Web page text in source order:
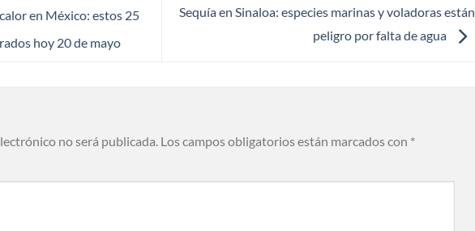
en México: estos 25
hoy 20 de mayo
Sequía en Sinaloa: especies marinas y voladoras están
peligro por falta de agua
no será publicada. Los campos obligatorios están marcados con *